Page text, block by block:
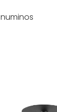
numinos